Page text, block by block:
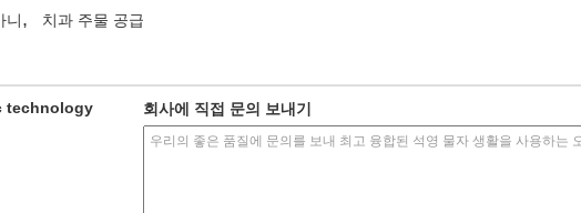
니, 치과 주물 공급
technology
회사에 직접 문의 보내기